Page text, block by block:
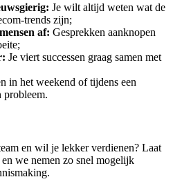
Je wilt altijd weten wat de
trends zijn;
af: Gesprekken aanknopen
Je viert successen graag samen met
in het weekend of tijdens een
probleem.
en wil je lekker verdienen? Laat
we nemen zo snel mogelijk